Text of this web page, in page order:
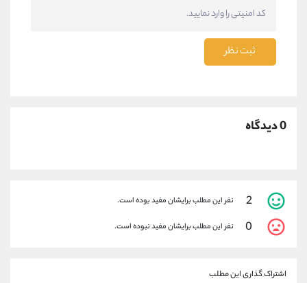
ثبت نظر
0 دیدگاه
2 نفر این مطلب برایشان مفید بوده است.
0 نفر این مطلب برایشان مفید نبوده است.
اشتراک گذاری این مطلب